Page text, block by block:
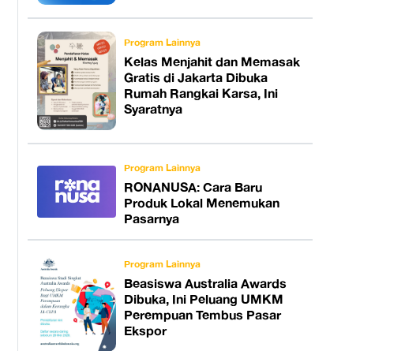
Program Lainnya
Kelas Menjahit dan Memasak
Gratis di Jakarta Dibuka
Rumah Rangkai Karsa, Ini
Syaratnya
Program Lainnya
RONANUSA: Cara Baru
Produk Lokal Menemukan
Pasarnya
Program Lainnya
Beasiswa Australia Awards
Dibuka, Ini Peluang UMKM
Perempuan Tembus Pasar
Ekspor